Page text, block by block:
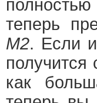
теперь
M2. Если
как